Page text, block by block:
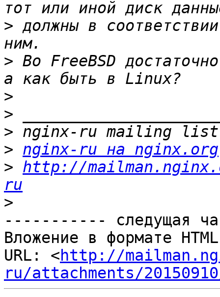
> должны в
> Во FreeBSD
>
>
>
> nginx-ru на nginx.org
> http://
ru
>
----------- следущая
Вложение в формате
URL: <http://
ru/attachments/